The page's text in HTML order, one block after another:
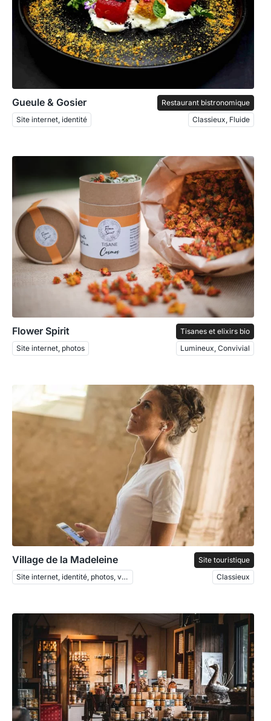
Gueule & Gosier
Restaurant bistronomique
Site internet, identité
Classieux, Fluide
Flower Spirit
Tisanes et elixirs bio
Site internet, photos
Lumineux, Convivial
Village de la Madeleine
Site touristique
Site internet, identité, photos, vidéo
Classieux